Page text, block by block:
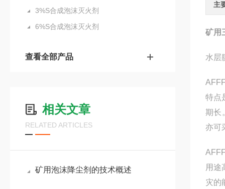
3%S合成泡沫灭火剂
6%S合成泡沫灭火剂
查看全部产品
相关文章
RELATED ARTICLES
矿用泡沫降尘剂的技术概述
主
矿用
水层
特点
期长
亦可
用途
灾的